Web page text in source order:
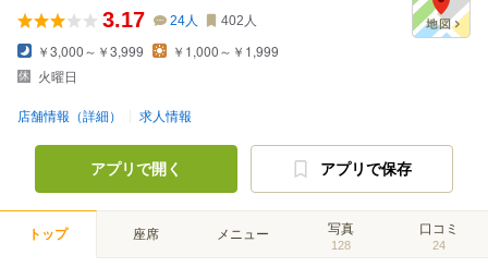
3.17 24人 402 人
￥3,000～￥3,999
￥1,000～￥1,999
火曜日
店舗情報（詳細） 求人情報
アプリで開く アプリで保存
トップ 座席 メニュー 写真
128
口コミ
24